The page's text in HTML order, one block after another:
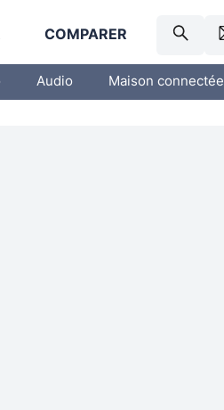
COMPARER
Audio Maison connectée